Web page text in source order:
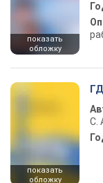
показать
обложку
показать
обложку
С.